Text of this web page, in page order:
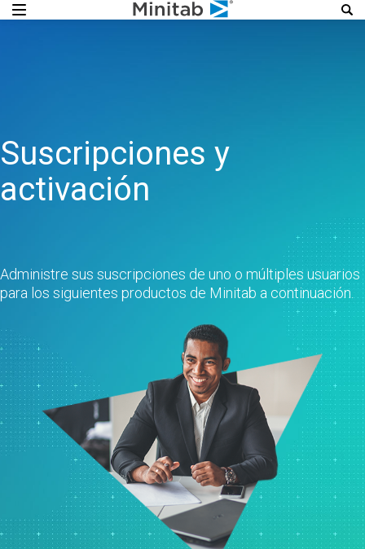
Suscripciones y
activación
Administre sus suscripciones de uno o múltiples usuarios
para los siguientes productos de Minitab a continuación.